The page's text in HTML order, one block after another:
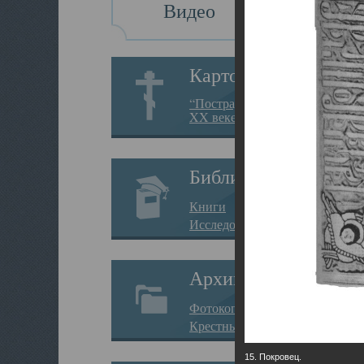
Видео
Картотека
“Пострадавшие за веру в
XX веке на Севере”
Библиотека
Книги
Исследования
Архив
Фотокопии дел
Крестные ходы
15. Покровец.